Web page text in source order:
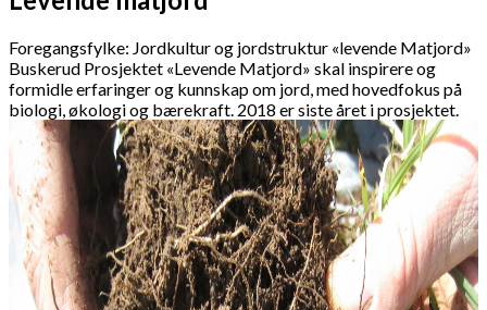
Foregangsfylke: Jordkultur og jordstruktur «levende Matjord»
Buskerud Prosjektet «Levende Matjord» skal inspirere og
formidle erfaringer og kunnskap om jord, med hovedfokus på
biologi, økologi og bærekraft. 2018 er siste året i prosjektet.